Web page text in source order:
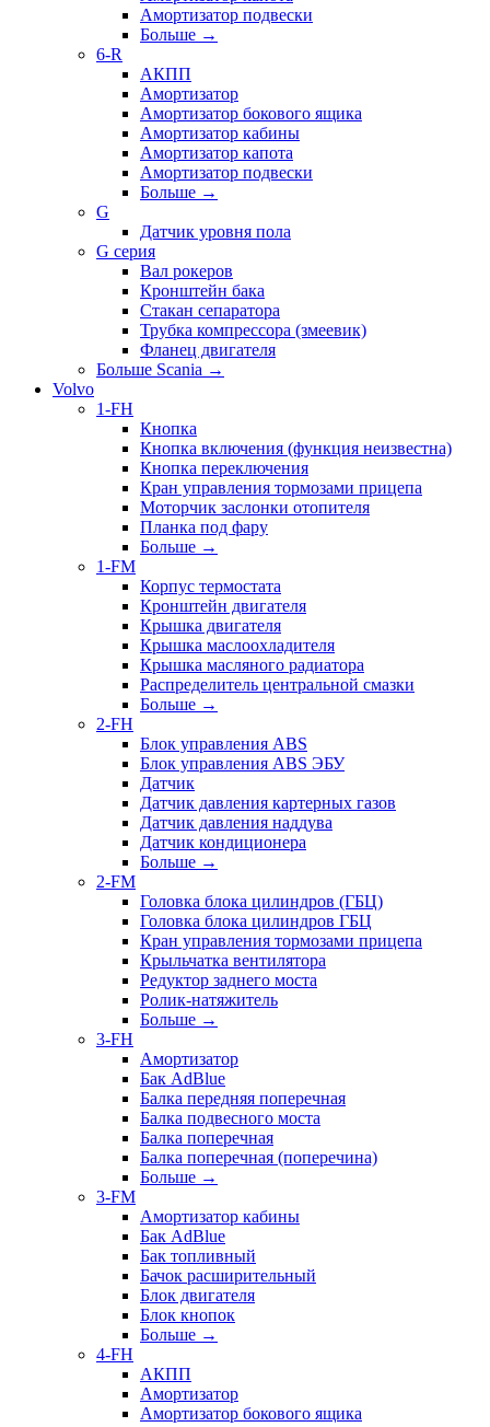
Амортизатор подвески
Больше →
6-R
АКПП
Амортизатор
Амортизатор бокового ящика
Амортизатор кабины
Амортизатор капота
Амортизатор подвески
Больше →
G
Датчик уровня пола
G серия
Вал рокеров
Кронштейн бака
Стакан сепаратора
Трубка компрессора (змеевик)
Фланец двигателя
Больше Scania →
Volvo
1-FH
Кнопка
Кнопка включения (функция неизвестна)
Кнопка переключения
Кран управления тормозами прицепа
Моторчик заслонки отопителя
Планка под фару
Больше →
1-FM
Корпус термостата
Кронштейн двигателя
Крышка двигателя
Крышка маслоохладителя
Крышка масляного радиатора
Распределитель центральной смазки
Больше →
2-FH
Блок управления ABS
Блок управления ABS ЭБУ
Датчик
Датчик давления картерных газов
Датчик давления наддува
Датчик кондиционера
Больше →
2-FM
Головка блока цилиндров (ГБЦ)
Головка блока цилиндров ГБЦ
Кран управления тормозами прицепа
Крыльчатка вентилятора
Редуктор заднего моста
Ролик-натяжитель
Больше →
3-FH
Амортизатор
Бак AdBlue
Балка передняя поперечная
Балка подвесного моста
Балка поперечная
Балка поперечная (поперечина)
Больше →
3-FM
Амортизатор кабины
Бак AdBlue
Бак топливный
Бачок расширительный
Блок двигателя
Блок кнопок
Больше →
4-FH
АКПП
Амортизатор
Амортизатор бокового ящика